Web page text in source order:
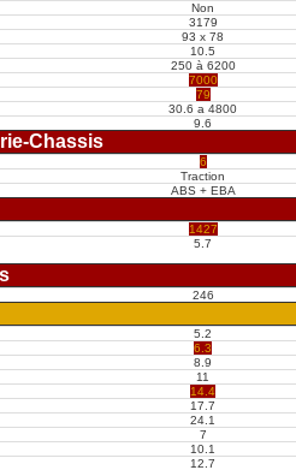
Non
3179
93 x 78
10.5
250 à 6200
7000
79
30.6 a 4800
9.6
Chassis
6
Traction
ABS + EBA
1427
5.7
246
5.2
6.3
8.9
11
14.4
17.7
24.1
7
10.1
12.7